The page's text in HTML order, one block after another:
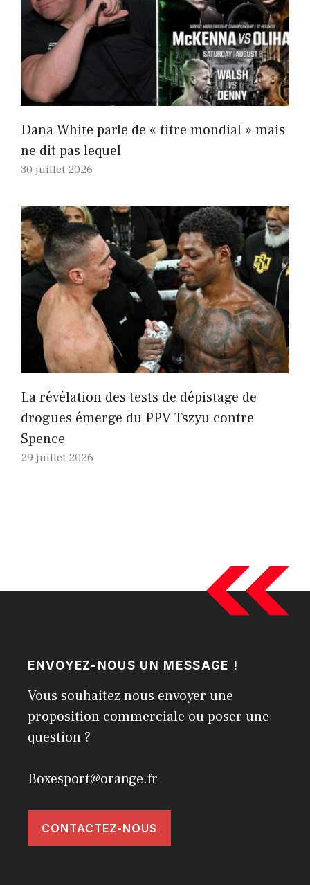
Dana White parle de « titre mondial » mais
ne dit pas lequel
30 juillet 2026
La révélation des tests de dépistage de
drogues émerge du PPV Tszyu contre
Spence
29 juillet 2026
ENVOYEZ-NOUS UN MESSAGE !
Vous souhaitez nous envoyer une
proposition commerciale ou poser une
question ?
Boxesport@orange.fr
CONTACTEZ-NOUS